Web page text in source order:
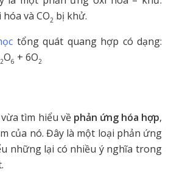
và CO2 bị khử.
tổng quát quang hợp có dạng:
O6 + 6O2
tìm hiểu về phản ứng hóa hợp,
của nó. Đây là một loại phản ứng
những lại có nhiều ý nghĩa trong